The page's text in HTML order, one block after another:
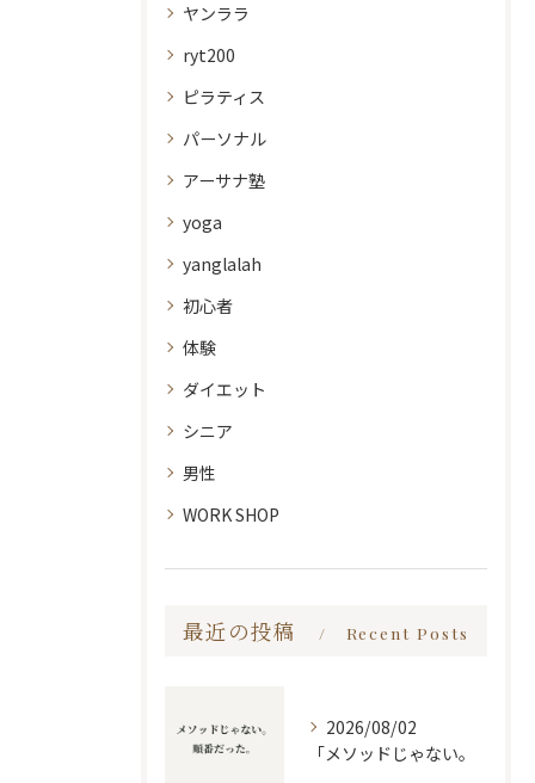
ヤンララ
ryt200
ピラティス
パーソナル
アーサナ塾
yoga
yanglalah
初心者
体験
ダイエット
シニア
男性
WORK SHOP
最近の投稿 Recent Posts
2026/08/02
「メソッドじゃない。